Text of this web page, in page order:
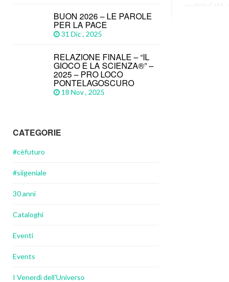
qualsiasi
BUON 2026 – LE PAROLE
PER LA PACE
31 Dic , 2025
RELAZIONE FINALE – “IL
GIOCO E LA SCIENZA®” –
2025 – PRO LOCO
PONTELAGOSCURO
18 Nov , 2025
CATEGORIE
#cèfuturo
#siigeniale
30 anni
Cataloghi
Eventi
Events
I Venerdì dell'Universo